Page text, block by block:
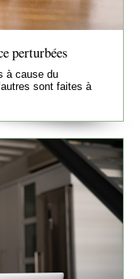
perturbées
à cause du
sont faites à